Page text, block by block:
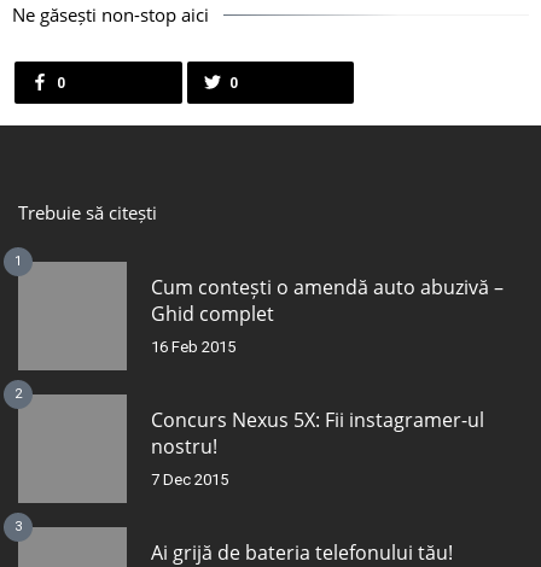
Ne găsești non-stop aici
0 0
Trebuie să citești
1
Cum contești o amendă auto abuzivă –
Ghid complet
16 Feb 2015
2
Concurs Nexus 5X: Fii instagramer-ul
nostru!
7 Dec 2015
3
Ai grijă de bateria telefonului tău!